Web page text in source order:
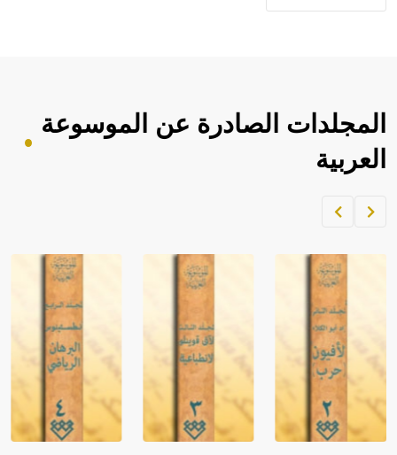
المجلدات الصادرة عن الموسوعة
العربية